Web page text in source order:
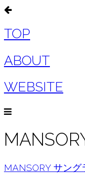
TOP
ABOUT
WEBSITE
MANSORY サン